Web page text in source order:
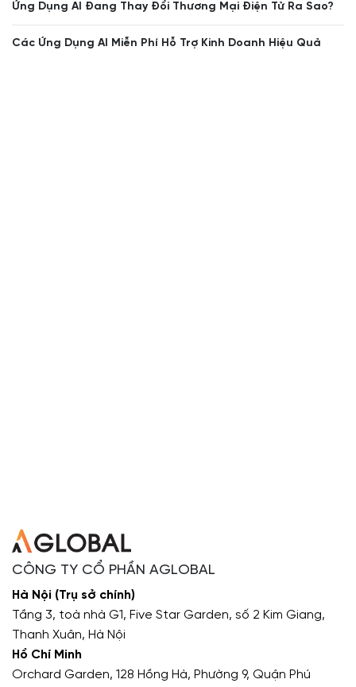
Ứng Dụng AI Đang Thay Đổi Thương Mại Điện Tử Ra Sao?
Các Ứng Dụng AI Miễn Phí Hỗ Trợ Kinh Doanh Hiệu Quả
CÔNG TY CỔ PHẦN AGLOBAL
Hà Nội (Trụ sở chính)
Tầng 3, toà nhà G1, Five Star Garden, số 2 Kim Giang,
Thanh Xuân, Hà Nội
Hồ Chí Minh
Orchard Garden, 128 Hồng Hà, Phường 9, Quận Phú